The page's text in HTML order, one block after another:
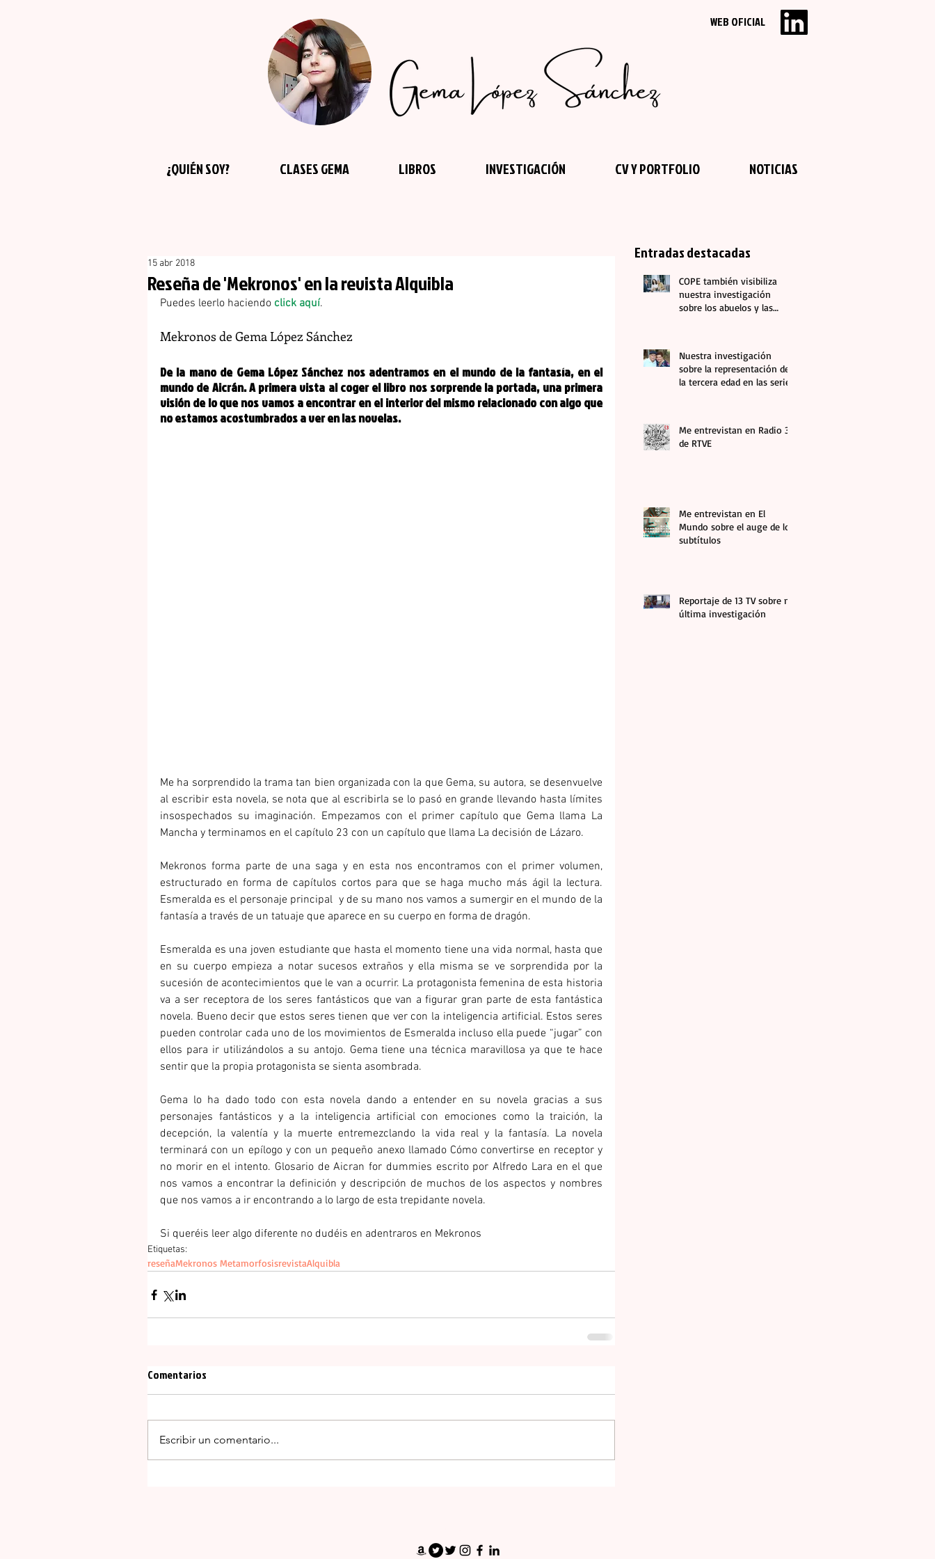
WEB OFICIAL
¿QUIÉN SOY? CLASES GEMA LIBROS INVESTIGACIÓN CV Y PORTFOLIO NOTICIAS
Reseña de 'Mekronos' en la revista Alquibla
15 abr 2018
Puedes leerlo haciendo click aquí.
Mekronos de Gema López Sánchez
De la mano de Gema López Sánchez nos adentramos en el mundo de la fantasía, en el
mundo de Aicrán. A primera vista al coger el libro nos sorprende la portada, una primera
visión de lo que nos vamos a encontrar en el interior del mismo relacionado con algo que
no estamos acostumbrados a ver en las novelas.
Me ha sorprendido la trama tan bien organizada con la que Gema, su autora, se desenvuelve
al escribir esta novela, se nota que al escribirla se lo pasó en grande llevando hasta límites
insospechados su imaginación. Empezamos con el primer capítulo que Gema llama La
Mancha y terminamos en el capítulo 23 con un capítulo que llama La decisión de Lázaro.
Mekronos forma parte de una saga y en esta nos encontramos con el primer volumen,
estructurado en forma de capítulos cortos para que se haga mucho más ágil la lectura.
Esmeralda es el personaje principal  y de su mano nos vamos a sumergir en el mundo de la
fantasía a través de un tatuaje que aparece en su cuerpo en forma de dragón.
Esmeralda es una joven estudiante que hasta el momento tiene una vida normal, hasta que
en su cuerpo empieza a notar sucesos extraños y ella misma se ve sorprendida por la
sucesión de acontecimientos que le van a ocurrir. La protagonista femenina de esta historia
va a ser receptora de los seres fantásticos que van a figurar gran parte de esta fantástica
novela. Bueno decir que estos seres tienen que ver con la inteligencia artificial. Estos seres
pueden controlar cada uno de los movimientos de Esmeralda incluso ella puede “jugar” con
ellos para ir utilizándolos a su antojo. Gema tiene una técnica maravillosa ya que te hace
sentir que la propia protagonista se sienta asombrada.
Gema lo ha dado todo con esta novela dando a entender en su novela gracias a sus
personajes fantásticos y a la inteligencia artificial con emociones como la traición, la
decepción, la valentía y la muerte entremezclando la vida real y la fantasía. La novela
terminará con un epílogo y con un pequeño anexo llamado Cómo convertirse en receptor y
no morir en el intento. Glosario de Aicran for dummies escrito por Alfredo Lara en el que
nos vamos a encontrar la definición y descripción de muchos de los aspectos y nombres
que nos vamos a ir encontrando a lo largo de esta trepidante novela.
Si queréis leer algo diferente no dudéis en adentraros en Mekronos
Etiquetas:
reseñaMekronos MetamorfosisrevistaAlquibla
Comentarios
Escribir un comentario...
Entradas destacadas
COPE también visibiliza
nuestra investigación
sobre los abuelos y las
Nuestra investigación
sobre la representación de
la tercera edad en las series
Me entrevistan en Radio 3
de RTVE
Me entrevistan en El
Mundo sobre el auge de los
subtítulos
Reportaje de 13 TV sobre mi
última investigación